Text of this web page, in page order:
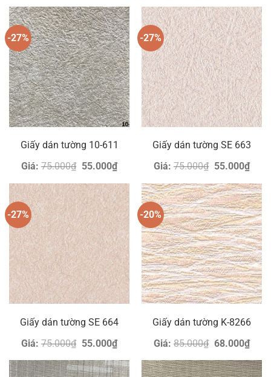
là:
85.000₫.
tại
là:
68.000₫.
là:
75.000₫.
tại
là:
-27%
Giấy dán tường 10-611
Giá: 75.000₫ Giá
là:
75.000₫.
55.000₫Giá
tại
là:
55.000₫.
-27%
Giấy dán tường SE 663
Giá: 75.000₫ Giá
là:
75.000₫.
55.000₫Giá
tại
là:
-27%
Giấy dán tường SE 664
Giá: 75.000₫ Giá
là:
75.000₫.
55.000₫Giá
hiện
tại
là:
-20%
Giấy dán tường K-8266
Giá: 85.000₫ Giá
là:
85.000₫.
68.000₫Giá
hiện
tại
là: